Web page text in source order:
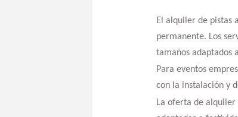
El alquiler de pistas
permanente. Los
tamaños adaptados
Para eventos
con la instalación y
La oferta de alquiler